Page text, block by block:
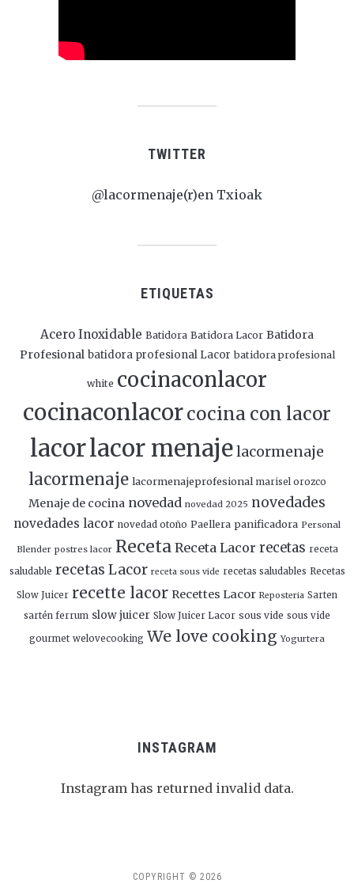
TWITTER
@lacormenaje(r)en Txioak
ETIQUETAS
Acero Inoxidable Batidora Batidora Lacor Batidora
Profesional batidora profesional Lacor batidora profesional
white cocinaconlacor
cocinaconlacorcocina con lacor
lacorlacor menajelacormenaje
lacormenaje lacormenajeprofesional marisel orozco
Menaje de cocina novedad novedad 2025 novedades
novedades lacor novedad otoño Paellera panificadora Personal
Blender postres lacor Receta Receta Lacor recetas receta
saludable recetas Lacor receta sous vide recetas saludables Recetas
Slow Juicer recette lacor Recettes Lacor Reposteria Sarten
sartén ferrum slow juicer Slow Juicer Lacor sous vide sous vide
gourmet welovecooking We love cooking Yogurtera
INSTAGRAM
Instagram has returned invalid data.
COPYRIGHT © 2026